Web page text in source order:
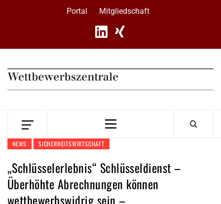
Portal Mitgliedschaft
Primary
NEWS SICHERHEITSWIRTSCHAFT
„Schlüsselerlebnis“ Schlüsseldienst –
Überhöhte Abrechnungen können
wettbewerbswidrig sein –